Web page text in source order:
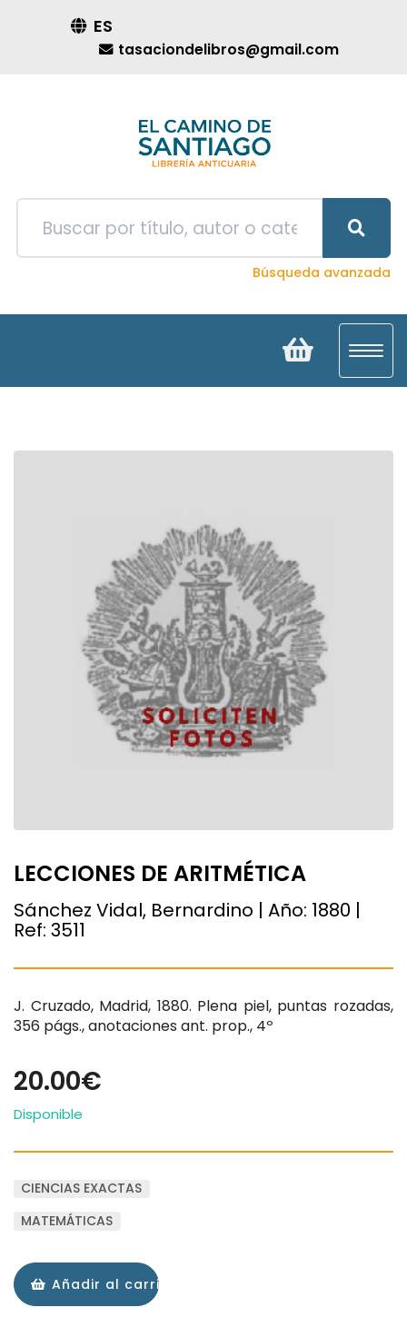
ES
tasaciondelibros@gmail.com
Búsqueda avanzada
LECCIONES DE ARITMÉTICA
Sánchez Vidal, Bernardino | Año: 1880 |
Ref: 3511
J. Cruzado, Madrid, 1880. Plena piel, puntas rozadas,
356 págs., anotaciones ant. prop., 4º
20.00€
Disponible
CIENCIAS EXACTAS
MATEMÁTICAS
Añadir al carrito